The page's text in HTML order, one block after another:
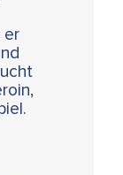
er